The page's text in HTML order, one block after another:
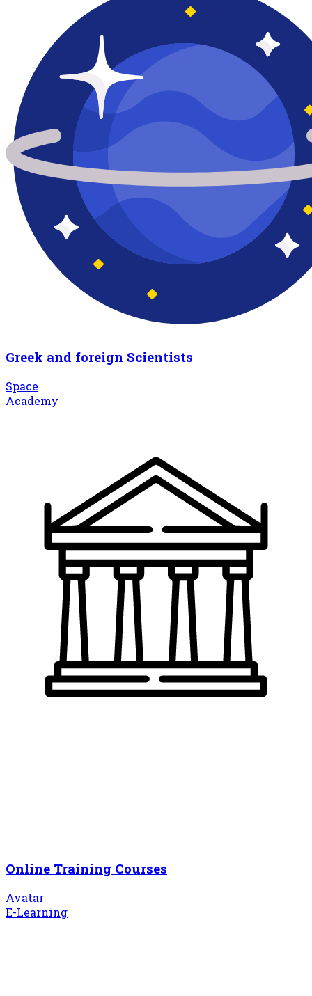
Greek and foreign Scientists
Space
Academy
Online Training Courses
Avatar
E-Learning